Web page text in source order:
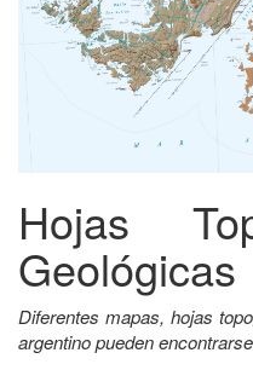
Hojas
Geológicas
Diferentes mapas, hojas
argentino pueden